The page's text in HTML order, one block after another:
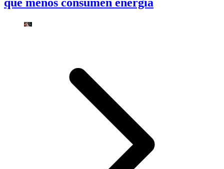
que menos consumen energía